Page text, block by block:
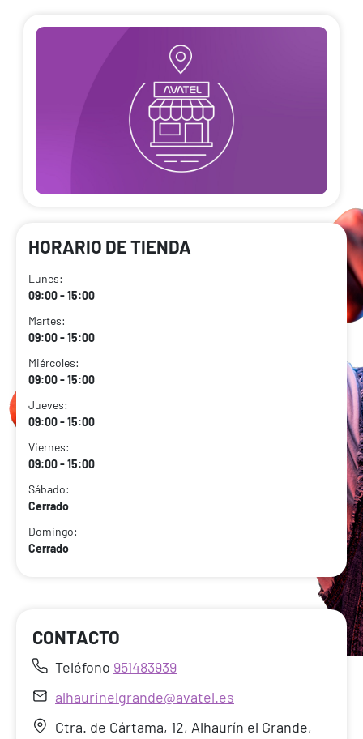
HORARIO DE TIENDA
Lunes:
09:00 - 15:00
Martes:
09:00 - 15:00
Miércoles:
09:00 - 15:00
Jueves:
09:00 - 15:00
Viernes:
09:00 - 15:00
Sábado:
Cerrado
Domingo:
Cerrado
CONTACTO
Teléfono 951483939
alhaurinelgrande@avatel.es
Ctra. de Cártama, 12, Alhaurín el Grande,